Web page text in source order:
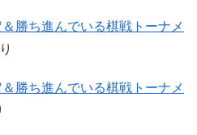
勝ち進んでいる棋戦トーナメ
勝ち進んでいる棋戦トーナメ